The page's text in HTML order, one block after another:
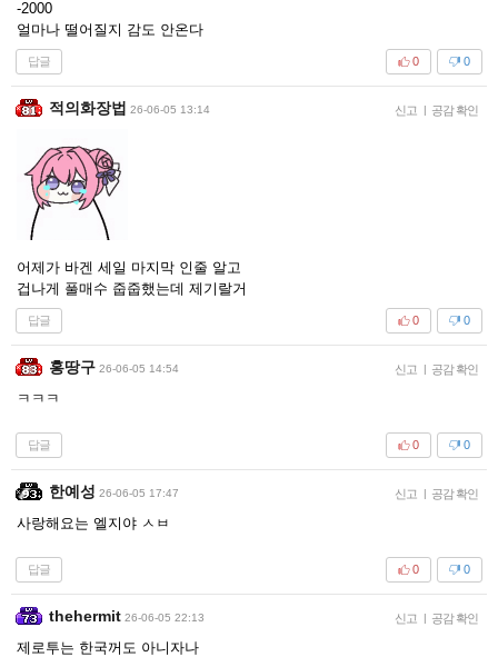
-2000
얼마나 떨어질지 감도 안온다
답글 0
0
적의화장법 26-06-05 13:14 신고 | 공감 확인
어제가 바겐 세일 마지막 인줄 알고
겁나게 풀매수 줍줍했는데 제기랄거
답글 0
0
홍땅구 26-06-05 14:54 신고 | 공감 확인
ㅋㅋㅋ
답글 0
0
한예성 26-06-05 17:47 신고 | 공감 확인
사랑해요는 엘지야 ㅅㅂ
답글 0
0
thehermit 26-06-05 22:13 신고 | 공감 확인
제로투는 한국꺼도 아니자나